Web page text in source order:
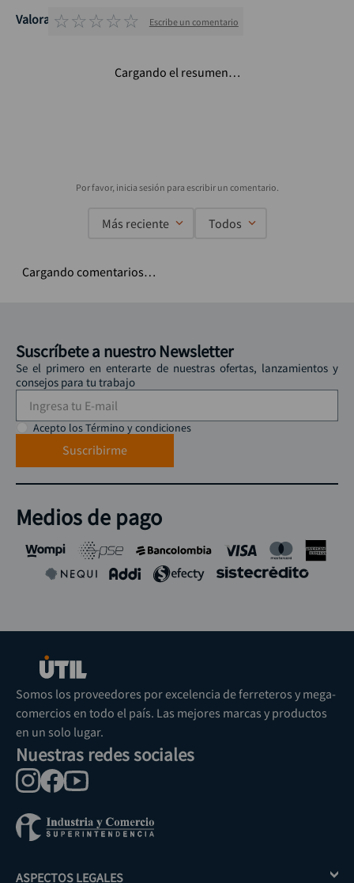
Valoraciones
☆☆☆☆☆ Escribe un comentario
Cargando el resumen…
Más reciente Todos
Cargando comentarios…
Suscríbete a nuestro Newsletter
Se el primero en enterarte de nuestras ofertas, lanzamientos y
consejos para tu trabajo
Acepto los Término y condiciones
Suscribirme
Medios de pago
Somos los proveedores por excelencia de ferreteros y mega-
comercios en todo el país. Las mejores marcas y productos
en un solo lugar.
Nuestras redes sociales
ASPECTOS LEGALES +